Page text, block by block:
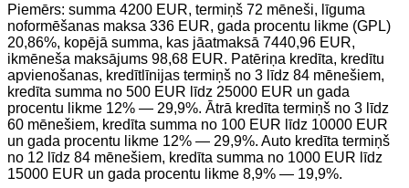
Piemērs: summa 4200 EUR, termiņš 72 mēneši, līguma
noformēšanas maksa 336 EUR, gada procentu likme (GPL)
20,86%, kopējā summa, kas jāatmaksā 7440,96 EUR,
ikmēneša maksājums 98,68 EUR. Patēriņa kredīta, kredītu
apvienošanas, kredītlīnijas termiņš no 3 līdz 84 mēnešiem,
kredīta summa no 500 EUR līdz 25000 EUR un gada
procentu likme 12% — 29,9%. Ātrā kredīta termiņš no 3 līdz
60 mēnešiem, kredīta summa no 100 EUR līdz 10000 EUR
un gada procentu likme 12% — 29,9%. Auto kredīta termiņš
no 12 līdz 84 mēnešiem, kredīta summa no 1000 EUR līdz
15000 EUR un gada procentu likme 8,9% — 19,9%.